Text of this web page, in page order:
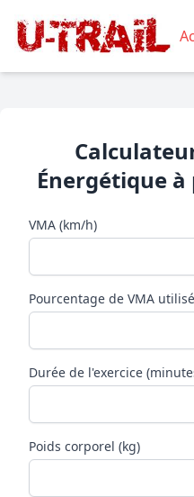
Énergétique
VMA (km/h)
Pourcentage de VMA
Durée de l'exercice
Poids corporel (kg)